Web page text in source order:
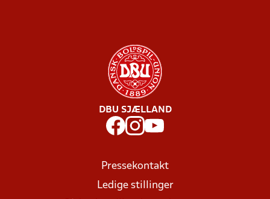
DBU SJÆLLAND
Pressekontakt
Ledige stillinger